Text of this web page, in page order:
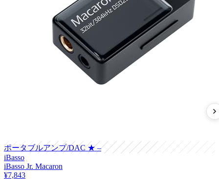
ポータブルアンプ/DAC ★ –
iBasso
iBasso Jr. Macaron
¥7,843